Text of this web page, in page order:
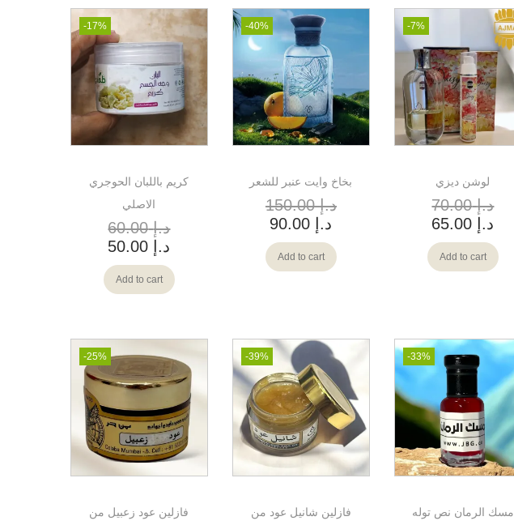
-17%
كريم باللبان الحوجري
الاصلي
د.إ60.00
د.إ
Add to cart
-40%
بخاخ وايت عنبر للشعر
د.إ150.00
د.إ
Add to cart
-7%
لوشن ديزي
د.إ70.00
د.إ
Add to cart
-25%
فازلين عود زعبيل من
-39%
فازلين شانيل عود من
-33%
مسك الرمان نص توله